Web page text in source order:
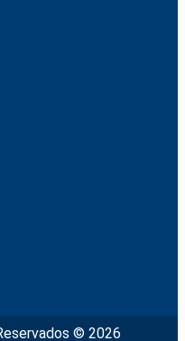
© 2026